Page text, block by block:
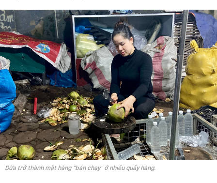
Dừa trở thành mặt hàng "bán chạy" ở nhiều quầy hàng.